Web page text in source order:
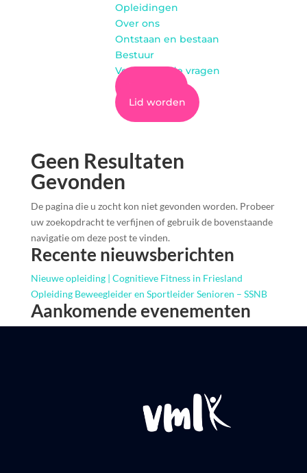
Opleidingen
Over ons
Ontstaan en bestaan
Bestuur
Veel gestelde vragen
Lid worden
Geen Resultaten
Gevonden
De pagina die u zocht kon niet gevonden worden. Probeer
uw zoekopdracht te verfijnen of gebruik de bovenstaande
navigatie om deze post te vinden.
Recente nieuwsberichten
Nieuwe opleiding | Cognitieve Fitness in Friesland
Opleiding Beweegleider en Sportleider Senioren – SSNB
Aankomende evenementen